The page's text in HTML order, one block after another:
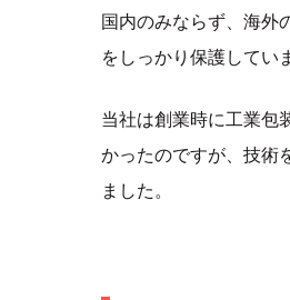
国内のみならず、海外
をしっかり保護してい
当社は創業時に工業包
かったのですが、技術
ました。